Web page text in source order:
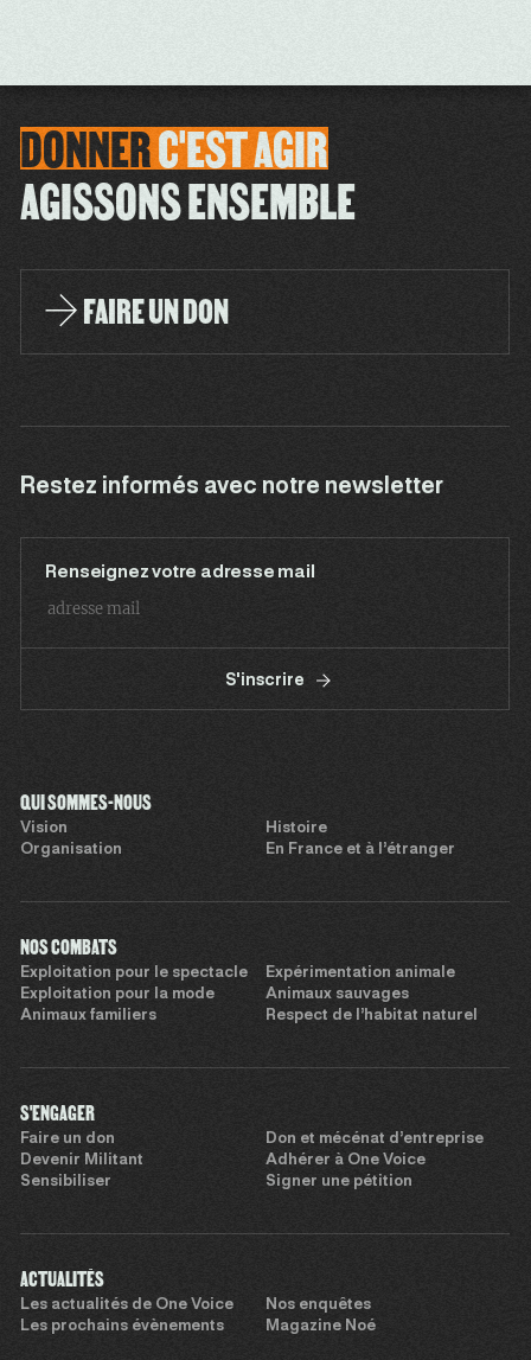
DONNERC'ESTAGIR
AGISSONS ENSEMBLE
FAIRE UN DON
Restez informés avec notre newsletter
Renseignez votre adresse mail
S'inscrire
QUI SOMMES-NOUS
Vision
Histoire
Organisation
En France et à l’étranger
NOS COMBATS
Exploitation pour le spectacle
Expérimentation animale
Exploitation pour la mode
Animaux sauvages
Animaux familiers
Respect de l’habitat naturel
S'ENGAGER
Faire un don
Don et mécénat d’entreprise
Devenir Militant
Adhérer à One Voice
Sensibiliser
Signer une pétition
ACTUALITÉS
Les actualités de One Voice
Nos enquêtes
Les prochains évènements
Magazine Noé